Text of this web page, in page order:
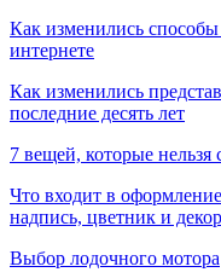
Как изменились
интернете
Как изменились
последние десять лет
7 вещей, которые нельзя
Что входит в
надпись, цветник и декор
Выбор лодочного мотора